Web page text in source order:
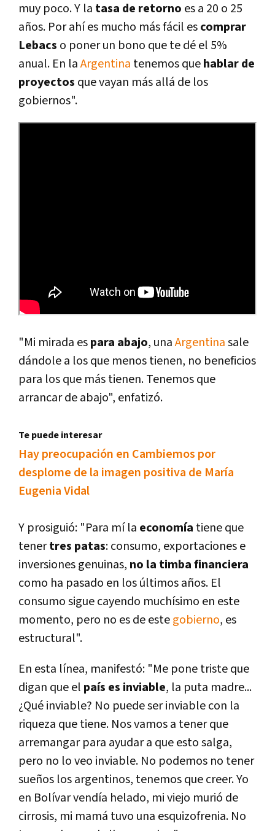
muy poco. Y la tasa de retorno es a 20 o 25
años. Por ahí­ es mucho más fácil escomprar
Lebacs o poner un bono que te dé el 5%
anual. En laArgentina tenemos quehablar de
proyectos que vayan más allá de los
gobiernos".
"Mi mirada espara abajo, unaArgentinasale
dándole a los que menos tienen, no beneficios
para los que más tienen. Tenemos que
arrancar de abajo", enfatizó.
Te puede interesar
Hay preocupación en Cambiemos por
desplome de la imagen positiva de Marí­a
Eugenia Vidal
Y prosiguió: "Para mí­ la economí­a tiene que
tenertres patas: consumo, exportaciones e
inversiones genuinas, no la timba financiera
como ha pasado en los últimos años. El
consumo sigue cayendo muchí­simo en este
momento, pero no es de estegobierno, es
estructural".
En esta lí­nea, manifestó: "Me pone triste que
digan que el paí­s es inviable, la puta madre...
¿Qué inviable? No puede ser inviable con la
riqueza que tiene. Nos vamos a tener que
arremangar para ayudar a que esto salga,
pero no lo veo inviable. No podemos no tener
sueños los argentinos, tenemos que creer. Yo
en Bolí­var vendí­a helado, mi viejo murió de
cirrosis, mi mamá tuvo una esquizofrenia. No